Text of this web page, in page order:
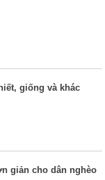
giống và khác
giản cho dân nghèo